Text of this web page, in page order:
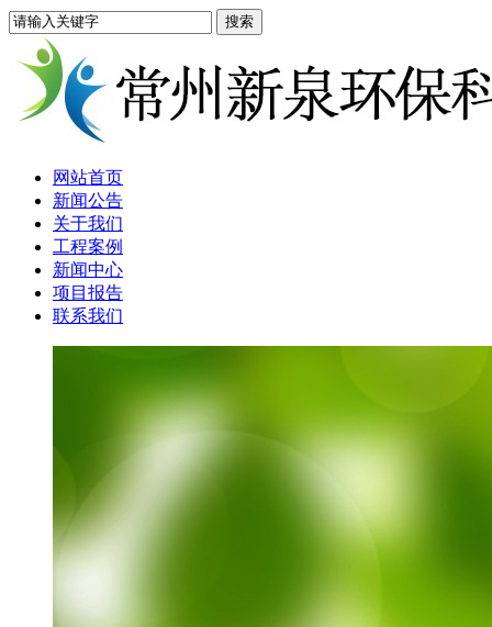
网站首页
新闻公告
关于我们
工程案例
新闻中心
项目报告
联系我们